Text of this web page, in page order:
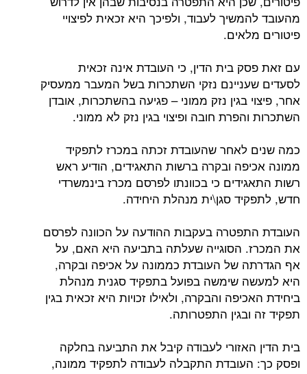
מהעובד להמשיך לעבוד, ולפיכך היא זכאית לפיצויי
פיטורים מלאים.
עם זאת פסק בית הדין, כי העובדת אינה זכאית
לסעדים שעניינם נזקי השתכרות בשל המעבר ממעסיק
אחר, פיצוי בגין נזק ממוני – פגיעה בהשתכרות, אובדן
השתכרות והפרת חובה ופיצוי בגין נזק לא ממוני.
כמה שנים לאחר שהעובדת זכתה במכרז לתפקיד
ממונה אכיפה ובקרה ברשות התאגידים, הודיע ראש
רשות התאגידים כי בכוונתו לפרסם מכרז בינמשרדי
חדש, לתפקיד סגן\ית מנהלת היחידה.
העובדת התפטרה בעקבות ההודעה על הכוונה לפרסם
את המכרז. הסוגייה שעלתה בתביעה היא האם, על
אף הגדרתה של העובדת כממונה על אכיפה ובקרה,
היא למעשה שימשה בפועל בתפקיד סגנית מנהלת
ביחידת האכיפה והבקרה, ולאילו זכויות היא זכאית בגין
תפקיד זה ובגין התפטרותה.
בית הדין האזורי לעבודה קיבל את התביעה בחלקה
ופסק כך: העובדת התקבלה לעבודה לתפקיד ממונה,